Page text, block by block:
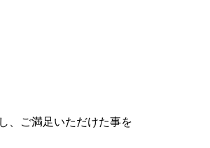
、ご満足いただけた事を